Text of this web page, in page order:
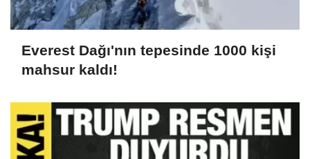
Everest Dağı'nın tepesinde 1000 kişi
mahsur kaldı!